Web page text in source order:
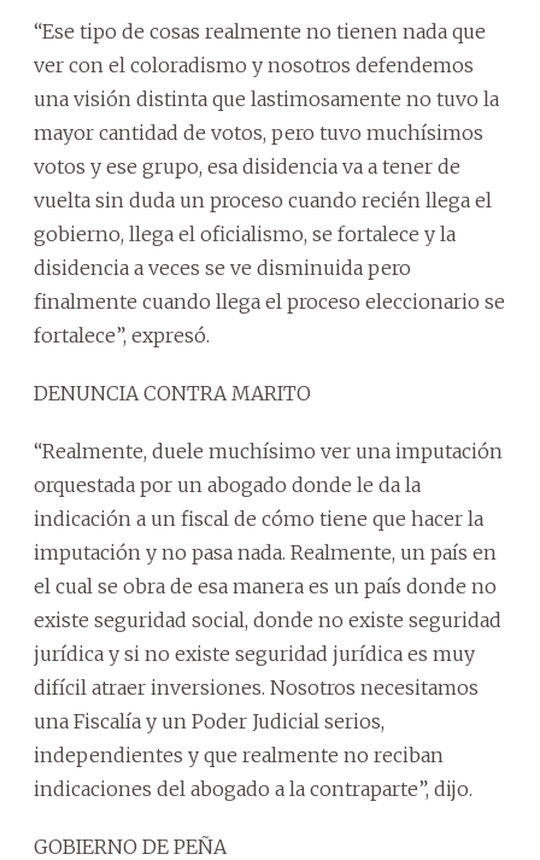
“Ese tipo de cosas realmente no tienen nada que
ver con el coloradismo y nosotros defendemos
una visión distinta que lastimosamente no tuvo la
mayor cantidad de votos, pero tuvo muchísimos
votos y ese grupo, esa disidencia va a tener de
vuelta sin duda un proceso cuando recién llega el
gobierno, llega el oficialismo, se fortalece y la
disidencia a veces se ve disminuida pero
finalmente cuando llega el proceso eleccionario se
fortalece”, expresó.
DENUNCIA CONTRA MARITO
“Realmente, duele muchísimo ver una imputación
orquestada por un abogado donde le da la
indicación a un fiscal de cómo tiene que hacer la
imputación y no pasa nada. Realmente, un país en
el cual se obra de esa manera es un país donde no
existe seguridad social, donde no existe seguridad
jurídica y si no existe seguridad jurídica es muy
difícil atraer inversiones. Nosotros necesitamos
una Fiscalía y un Poder Judicial serios,
independientes y que realmente no reciban
indicaciones del abogado a la contraparte”, dijo.
GOBIERNO DE PEÑA